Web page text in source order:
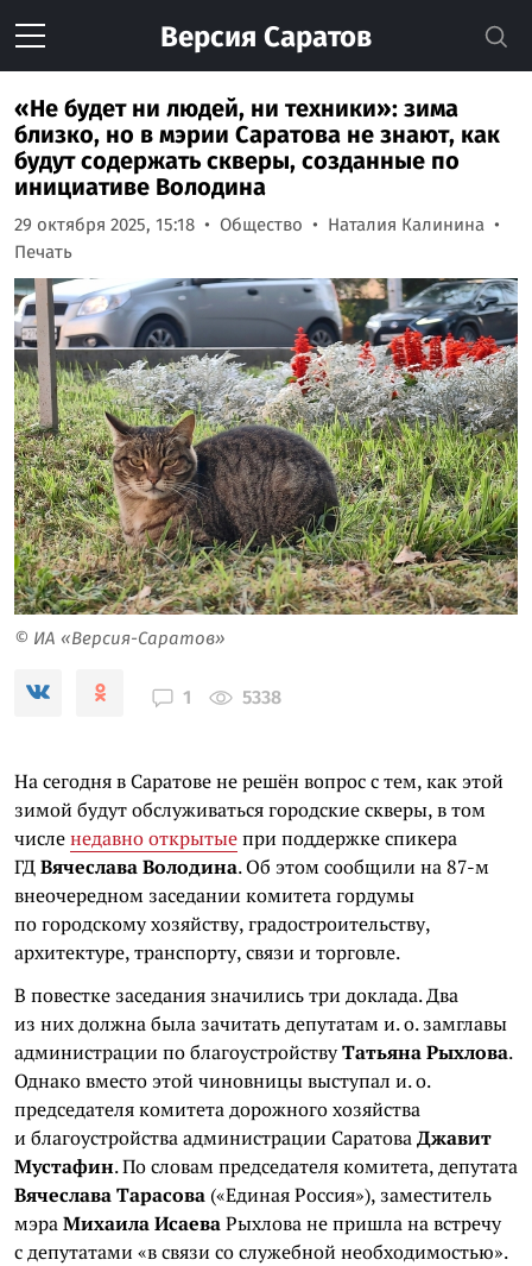
Версия Саратов
«Не будет ни людей, ни техники»: зима
близко, но в мэрии Саратова не знают, как
будут содержать скверы, созданные по
инициативе Володина
29 октября 2025, 15:18 Общество
Наталия Калинина
Печать
© ИА «Версия-Саратов»
1 5338
На сегодня в Саратове не решён вопрос с тем, как этой
зимой будут обслуживаться городские скверы, в том
численедавно открытыепри поддержке спикера
ГДВячеслава Володина. Об этом сообщили на 87-м
внеочередном заседании комитета гордумы
по городскому хозяйству, градостроительству,
архитектуре, транспорту, связи и торговле.
В повестке заседания значились три доклада. Два
из них должна была зачитать депутатам и. о. замглавы
администрации по благоустройствуТатьяна Рыхлова.
Однако вместо этой чиновницы выступал и. о.
председателя комитета дорожного хозяйства
и благоустройства администрации СаратоваДжавит
Мустафин. По словам председателя комитета, депутата
Вячеслава Тарасова («Единая Россия»), заместитель
мэраМихаила ИсаеваРыхлова не пришла на встречу
с депутатами «в связи со служебной необходимостью».